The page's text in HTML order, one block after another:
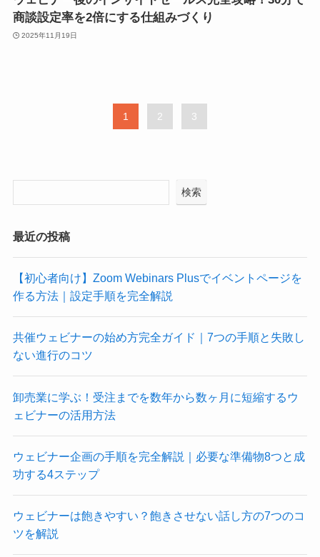
商談設定率を2倍にする仕組みづくり
2025年11月19日
1 2 3
検索
最近の投稿
【初心者向け】Zoom Webinars Plusでイベントページを
作る方法｜設定手順を完全解説
共催ウェビナーの始め方完全ガイド｜7つの手順と失敗し
ない進行のコツ
卸売業に学ぶ！受注までを数年から数ヶ月に短縮するウ
ェビナーの活用方法
ウェビナー企画の手順を完全解説｜必要な準備物8つと成
功する4ステップ
ウェビナーは飽きやすい？飽きさせない話し方の7つのコ
ツを解説